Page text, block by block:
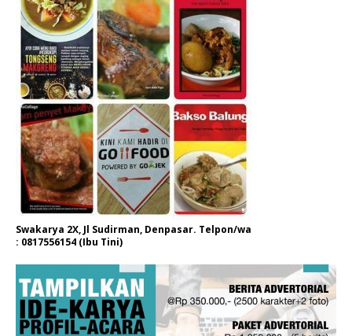
Swakarya 2X, Jl Sudirman, Denpasar. Telpon/wa
: 0817556154 (Ibu Tini)